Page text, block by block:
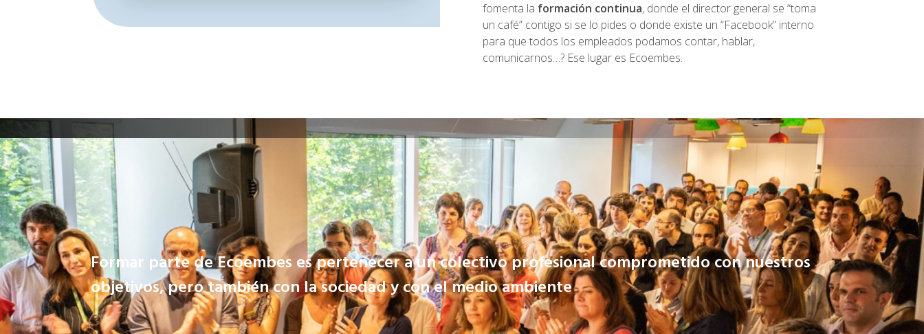
fomenta la formación continua, donde el director general se “toma
un café” contigo si se lo pides o donde existe un “Facebook” interno
para que todos los empleados podamos contar, hablar,
comunicarnos…? Ese lugar es Ecoembes.
Formar parte de Ecoembes es pertenecer a un colectivo profesional comprometido con nuestros
objetivos, pero también con la sociedad y con el medio ambiente